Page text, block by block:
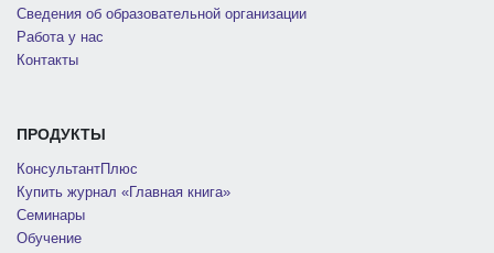
Сведения об образовательной организации
Работа у нас
Контакты
ПРОДУКТЫ
КонсультантПлюс
Купить журнал «Главная книга»
Семинары
Обучение